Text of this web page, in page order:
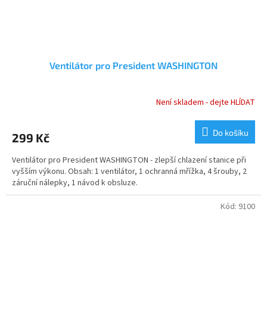
Ventilátor pro President WASHINGTON
Není skladem - dejte HLÍDAT
299 Kč Do košíku
Ventilátor pro President WASHINGTON - zlepší chlazení stanice při
vyšším výkonu. Obsah: 1 ventilátor, 1 ochranná mřížka, 4 šrouby, 2
záruční nálepky, 1 návod k obsluze.
Kód: 9100